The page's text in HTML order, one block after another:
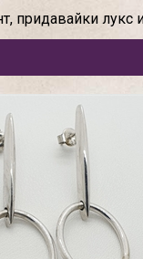
придавайки лукс